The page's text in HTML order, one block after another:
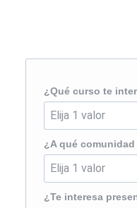
¿Qué curso te
¿A qué
¿Te interesa